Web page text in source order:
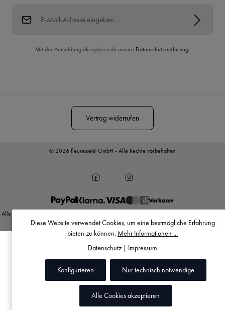
Mit der Anmeldung akzeptierst du unsere Datenschutzerklärung.
Vertrag widerrufen
© 2026 fleuresse® GmbH - Alle Rechte vorbehalten
Vorkasse
Alle Preise inkl. gesetzl. Mehrwertsteuer zzgl.
wenn nicht anders angegeben.
Diese Website verwendet Cookies, um eine bestmögliche Erfahrung
bieten zu können. Mehr Informationen ...
Datenschutz| Impressum
Nur technisch notwendige
Konfigurieren
Alle Cookies akzeptieren